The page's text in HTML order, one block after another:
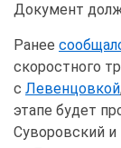
Документ
Ранее
скоростного
с Левенцовкой
этапе будет
Суворовский и